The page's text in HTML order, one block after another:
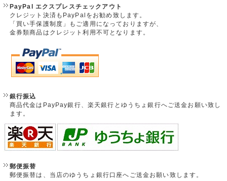
PayPal エクスプレスチェックアウト
クレジット決済もPayPalをお勧め致します。
「買い手保護制度」もご適用になっておりますが、
金券類商品はクレジット利用不可となります。
銀行振込
商品代金はPayPay銀行、楽天銀行とゆうちょ銀行へご送金お願い致し
ます。
郵便振替
郵便振替は、当店のゆうちょ銀行口座へご送金お願い致します。